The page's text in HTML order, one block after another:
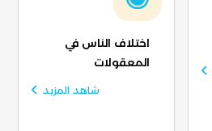
اختلاف الناس في
المعقولات
شاهد المزيد